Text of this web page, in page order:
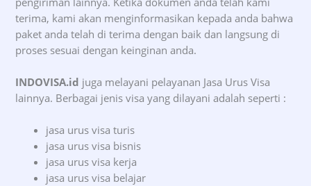
terima, kami akan menginformasikan kepada anda bahwa
paket anda telah di terima dengan baik dan langsung di
proses sesuai dengan keinginan anda.
INDOVISA.id juga melayani pelayanan Jasa Urus Visa
lainnya. Berbagai jenis visa yang dilayani adalah seperti :
jasa urus visa turis
jasa urus visa bisnis
jasa urus visa kerja
jasa urus visa belajar